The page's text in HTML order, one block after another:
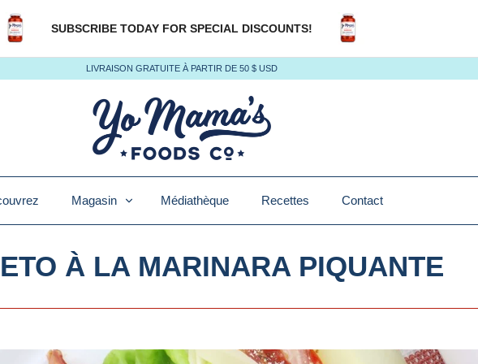
SUBSCRIBE TODAY FOR SPECIAL DISCOUNTS!
LIVRAISON GRATUITE À PARTIR DE 50 $ USD
Magasin Médiathèque Recettes Contact
À LA MARINARA PIQUANTE